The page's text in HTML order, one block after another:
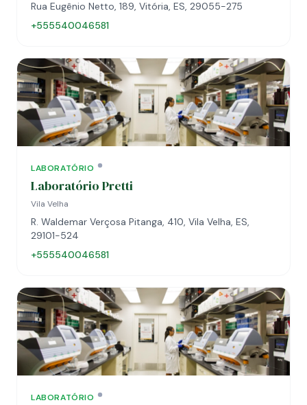
Rua Eugênio Netto, 189, Vitória, ES, 29055-275
+555540046581
LABORATÓRIO
Laboratório Pretti
Vila Velha
R. Waldemar Verçosa Pitanga, 410, Vila Velha, ES,
29101-524
+555540046581
LABORATÓRIO